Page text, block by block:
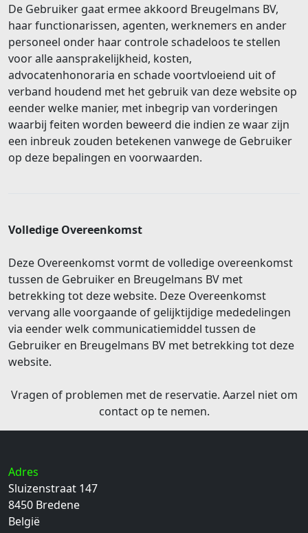
De Gebruiker gaat ermee akkoord Breugelmans BV,
haar functionarissen, agenten, werknemers en ander
personeel onder haar controle schadeloos te stellen
voor alle aansprakelijkheid, kosten,
advocatenhonoraria en schade voortvloeiend uit of
verband houdend met het gebruik van deze website op
eender welke manier, met inbegrip van vorderingen
waarbij feiten worden beweerd die indien ze waar zijn
een inbreuk zouden betekenen vanwege de Gebruiker
op deze bepalingen en voorwaarden.
Volledige Overeenkomst
Deze Overeenkomst vormt de volledige overeenkomst
tussen de Gebruiker en Breugelmans BV met
betrekking tot deze website. Deze Overeenkomst
vervang alle voorgaande of gelijktijdige mededelingen
via eender welk communicatiemiddel tussen de
Gebruiker en Breugelmans BV met betrekking tot deze
website.
Vragen of problemen met de reservatie. Aarzel niet om
contact op te nemen.
Adres
Sluizenstraat 147
8450 Bredene
België